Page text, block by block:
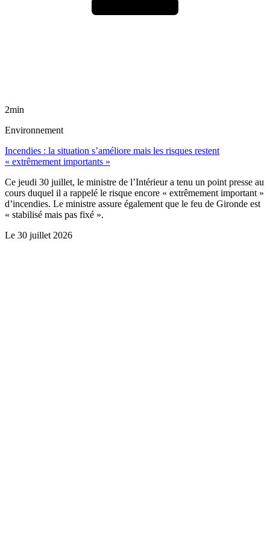
2min
Environnement
Incendies : la situation s’améliore mais les risques restent
« extrêmement importants »
Ce jeudi 30 juillet, le ministre de l’Intérieur a tenu un point presse au
cours duquel il a rappelé le risque encore « extrêmement important »
d’incendies. Le ministre assure également que le feu de Gironde est
« stabilisé mais pas fixé ».
Le 30 juillet 2026